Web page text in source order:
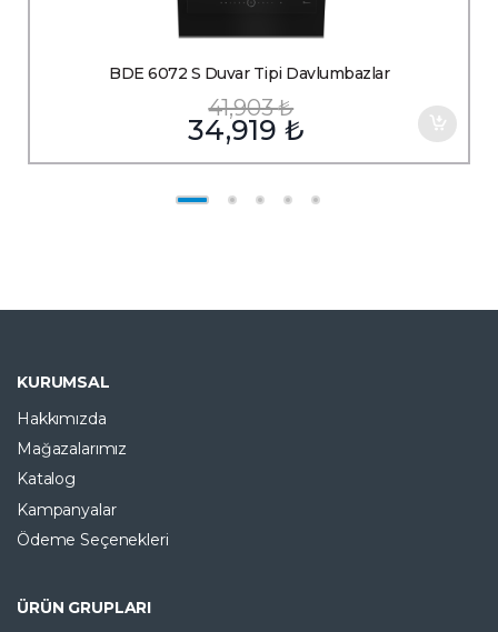
BDE 6072 S Duvar Tipi Davlumbazlar
41,903₺
34,919₺
KURUMSAL
Hakkımızda
Mağazalarımız
Katalog
Kampanyalar
Ödeme Seçenekleri
ÜRÜN GRUPLARI